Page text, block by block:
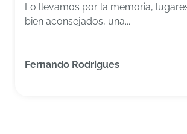
Lo llevamos por la memoria,
bien aconsejados, una...
Fernando Rodrigues